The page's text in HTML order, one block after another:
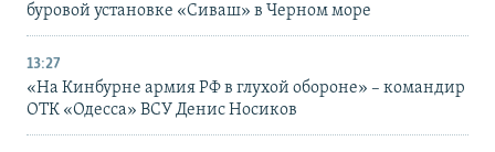
буровой установке «Сиваш» в Черном море
13:27
«На Кинбурне армия РФ в глухой обороне» – командир
ОТК «Одесса» ВСУ Денис Носиков